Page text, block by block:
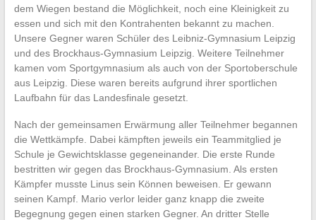
dem Wiegen bestand die Möglichkeit, noch eine Kleinigkeit zu
essen und sich mit den Kontrahenten bekannt zu machen.
Unsere Gegner waren Schüler des Leibniz-Gymnasium Leipzig
und des Brockhaus-Gymnasium Leipzig. Weitere Teilnehmer
kamen vom Sportgymnasium als auch von der Sportoberschule
aus Leipzig. Diese waren bereits aufgrund ihrer sportlichen
Laufbahn für das Landesfinale gesetzt.
Nach der gemeinsamen Erwärmung aller Teilnehmer begannen
die Wettkämpfe. Dabei kämpften jeweils ein Teammitglied je
Schule je Gewichtsklasse gegeneinander. Die erste Runde
bestritten wir gegen das Brockhaus-Gymnasium. Als ersten
Kämpfer musste Linus sein Können beweisen. Er gewann
seinen Kampf. Mario verlor leider ganz knapp die zweite
Begegnung gegen einen starken Gegner. An dritter Stelle